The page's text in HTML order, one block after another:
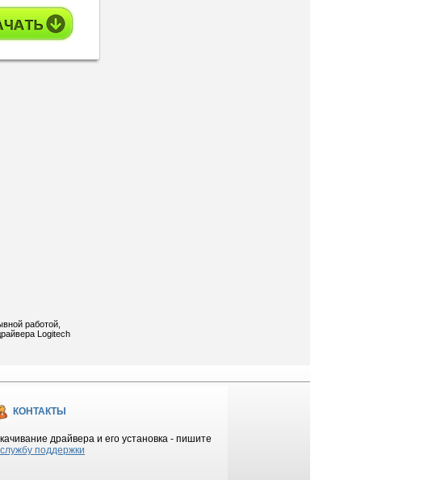
работой,
Logitech
КОНТАКТЫ
драйвера и его установка - пишите
службу поддержки